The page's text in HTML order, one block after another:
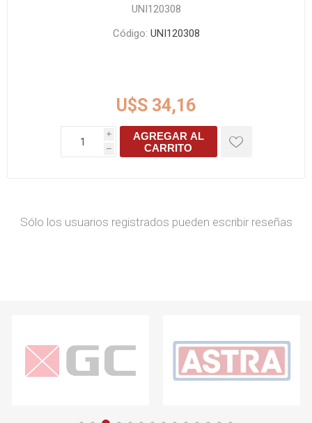
UNI120308
Código: UNI120308
U$S 34,16
i
h
AGREGAR AL
CARRITO
Sólo los usuarios registrados pueden escribir reseñas